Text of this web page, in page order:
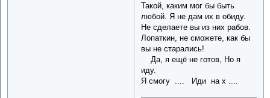
Такой, каким мог бы быть
любой. Я не дам их в обиду.
Не сделаете вы из них рабов.
Лопаткин, не сможете, как бы
вы не старались!
Да, я ещё не готов, Но я
иду.
Я смогу .... Иди на х ....